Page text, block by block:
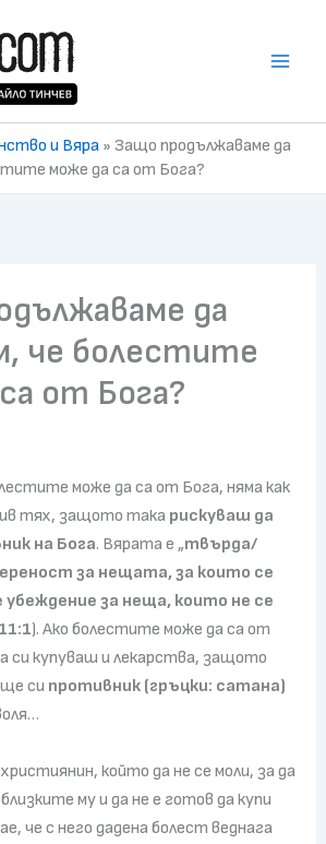
и Вяра » Защо продължаваме да
може да са от Бога?
да
че болестите
от Бога?
може да са от Бога, няма как
тях, защото така рискуваш да
на Бога. Вярата е „твърда/
за нещата, за които се
убеждение за неща, които не се
). Ако болестите може да са от
си купуваш и лекарства, защото
си противник (гръцки: сатана)
който да не се моли, за да
му и да не е готов да купи
че с него дадена болест веднага